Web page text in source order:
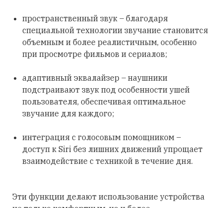
пространственный звук – благодаря
специальной технологии звучание становится
объемным и более реалистичным, особенно
при просмотре фильмов и сериалов;
адаптивный эквалайзер – наушники
подстраивают звук под особенности ушей
пользователя, обеспечивая оптимальное
звучание для каждого;
интеграция с голосовым помощником –
доступ к Siri без лишних движений упрощает
взаимодействие с техникой в течение дня.
Эти функции делают использование устройства